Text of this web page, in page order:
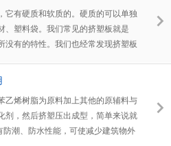
它有硬质和软质的。硬质的可以单独
、塑料袋。我们常见的挤塑板就是
没有的特性。我们也经常发现挤塑板
题，那就是可能发黄或者不够白，
的产品。而荧光增白剂种类那么多，
乙烯树脂为原料加上其他的原辅料与
剂，然后挤塑压出成型，简单来说就
潮、防水性能，可使减少建筑物外